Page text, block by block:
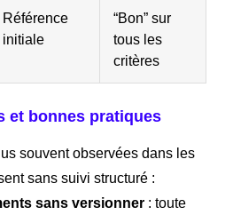
Référence
initiale
“Bon” sur
tous les
critères
et bonnes pratiques
souvent observées dans les
sans suivi structuré :
sans versionner : toute